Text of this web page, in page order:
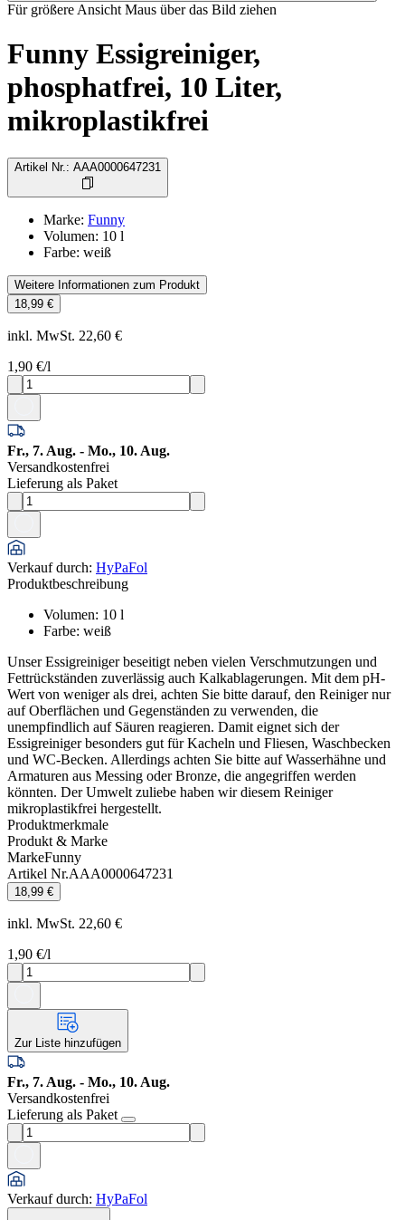
Für größere Ansicht Maus über das Bild ziehen
Funny Essigreiniger,
phosphatfrei, 10 Liter,
mikroplastikfrei
Artikel Nr. : AAA0000647231
Marke: Funny
Volumen: 10 l
Farbe: weiß
Weitere Informationen zum Produkt
18,99 €
inkl. MwSt. 22,60 €
1,90 €/l
Fr., 7. Aug. - Mo., 10. Aug.
Versandkostenfrei
Lieferung als Paket
Verkauf durch: HyPaFol
Produktbeschreibung
Volumen: 10 l
Farbe: weiß
Unser Essigreiniger beseitigt neben vielen Verschmutzungen und
Fettrückständen zuverlässig auch Kalkablagerungen. Mit dem pH-
Wert von weniger als drei, achten Sie bitte darauf, den Reiniger nur
auf Oberflächen und Gegenständen zu verwenden, die
unempfindlich auf Säuren reagieren. Damit eignet sich der
Essigreiniger besonders gut für Kacheln und Fliesen, Waschbecken
und WC-Becken. Allerdings achten Sie bitte auf Wasserhähne und
Armaturen aus Messing oder Bronze, die angegriffen werden
könnten. Der Umwelt zuliebe haben wir diesem Reiniger
mikroplastikfrei hergestellt.
Produktmerkmale
Produkt & Marke
MarkeFunny
Artikel Nr.AAA0000647231
18,99 €
inkl. MwSt. 22,60 €
1,90 €/l
Zur Liste hinzufügen
Fr., 7. Aug. - Mo., 10. Aug.
Versandkostenfrei
Lieferung als Paket
Verkauf durch: HyPaFol